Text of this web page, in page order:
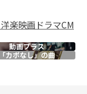
洋楽映画ドラマCM
動画プラス
「カポなし」の曲